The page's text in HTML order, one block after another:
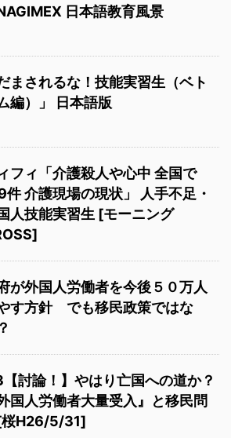
日本語教育風景
だまされるな！技能実習生（ベト
編）」 日本語版
フィ「介護殺人や心中 全国で
件 介護現場の現状」 人手不足・
人技能実習生 [モーニング
が外国人労働者を今後５０万人
す方針 でも移民政策ではな
討論！】やはり亡国への道か？
外国人労働者大量受入』と移民問
H26/5/31]